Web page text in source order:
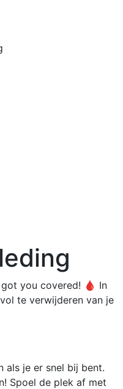
got you covered! 🩸 In
te verwijderen van je
als je er snel bij bent.
Spoel de plek af met